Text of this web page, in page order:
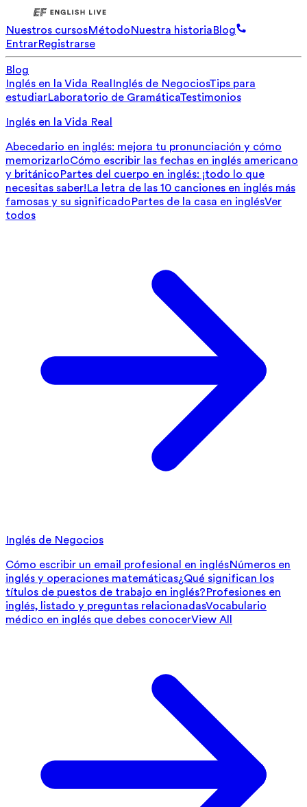
Nuestros cursosMétodoNuestra historiaBlog
EntrarRegistrarse
Blog
Inglés en la Vida Real Inglés de NegociosTips para
estudiarLaboratorio de GramáticaTestimonios
Inglés en la Vida Real
Abecedario en inglés: mejora tu pronunciación y cómo
memorizarloCómo escribir las fechas en inglés americano
y británicoPartes del cuerpo en inglés: ¡todo lo que
necesitas saber!La letra de las 10 canciones en inglés más
famosas y su significadoPartes de la casa en inglésVer
todos
Inglés de Negocios
Cómo escribir un email profesional en inglésNúmeros en
inglés y operaciones matemáticas¿Qué significan los
títulos de puestos de trabajo en inglés?Profesiones en
inglés, listado y preguntas relacionadasVocabulario
médico en inglés que debes conocerView All